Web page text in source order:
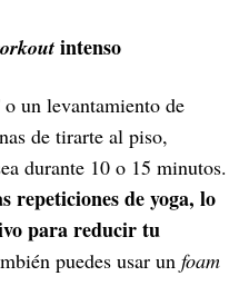
intenso
un levantamiento de
de tirarte al piso,
durante 10 o 15 minutos.
repeticiones de yoga, lo
para reducir tu
puedes usar un foam